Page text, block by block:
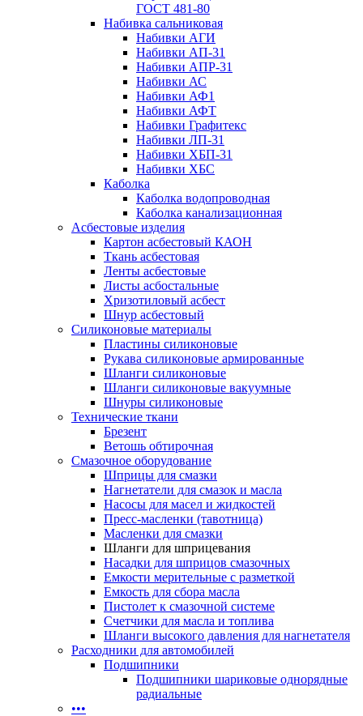
ГОСТ 481-80
Набивка сальниковая
Набивки АГИ
Набивки АП-31
Набивки АПР-31
Набивки АС
Набивки АФ1
Набивки АФТ
Набивки Графитекс
Набивки ЛП-31
Набивки ХБП-31
Набивки ХБС
Каболка
Каболка водопроводная
Каболка канализационная
Асбестовые изделия
Картон асбестовый КАОН
Ткань асбестовая
Ленты асбестовые
Листы асбостальные
Хризотиловый асбеcт
Шнур асбестовый
Силиконовые материалы
Пластины силиконовые
Рукава силиконовые армированные
Шланги силиконовые
Шланги силиконовые вакуумные
Шнуры силиконовые
Технические ткани
Брезент
Ветошь обтирочная
Смазочное оборудование
Шприцы для смазки
Нагнетатели для смазок и масла
Насосы для масел и жидкостей
Пресс-масленки (тавотница)
Масленки для смазки
Шланги для шприцевания
Насадки для шприцов смазочных
Емкости мерительные с разметкой
Емкость для сбора масла
Пистолет к смазочной системе
Счетчики для масла и топлива
Шланги высокого давления для нагнетателя
Расходники для автомобилей
Подшипники
Подшипники шариковые однорядные
радиальные
•••